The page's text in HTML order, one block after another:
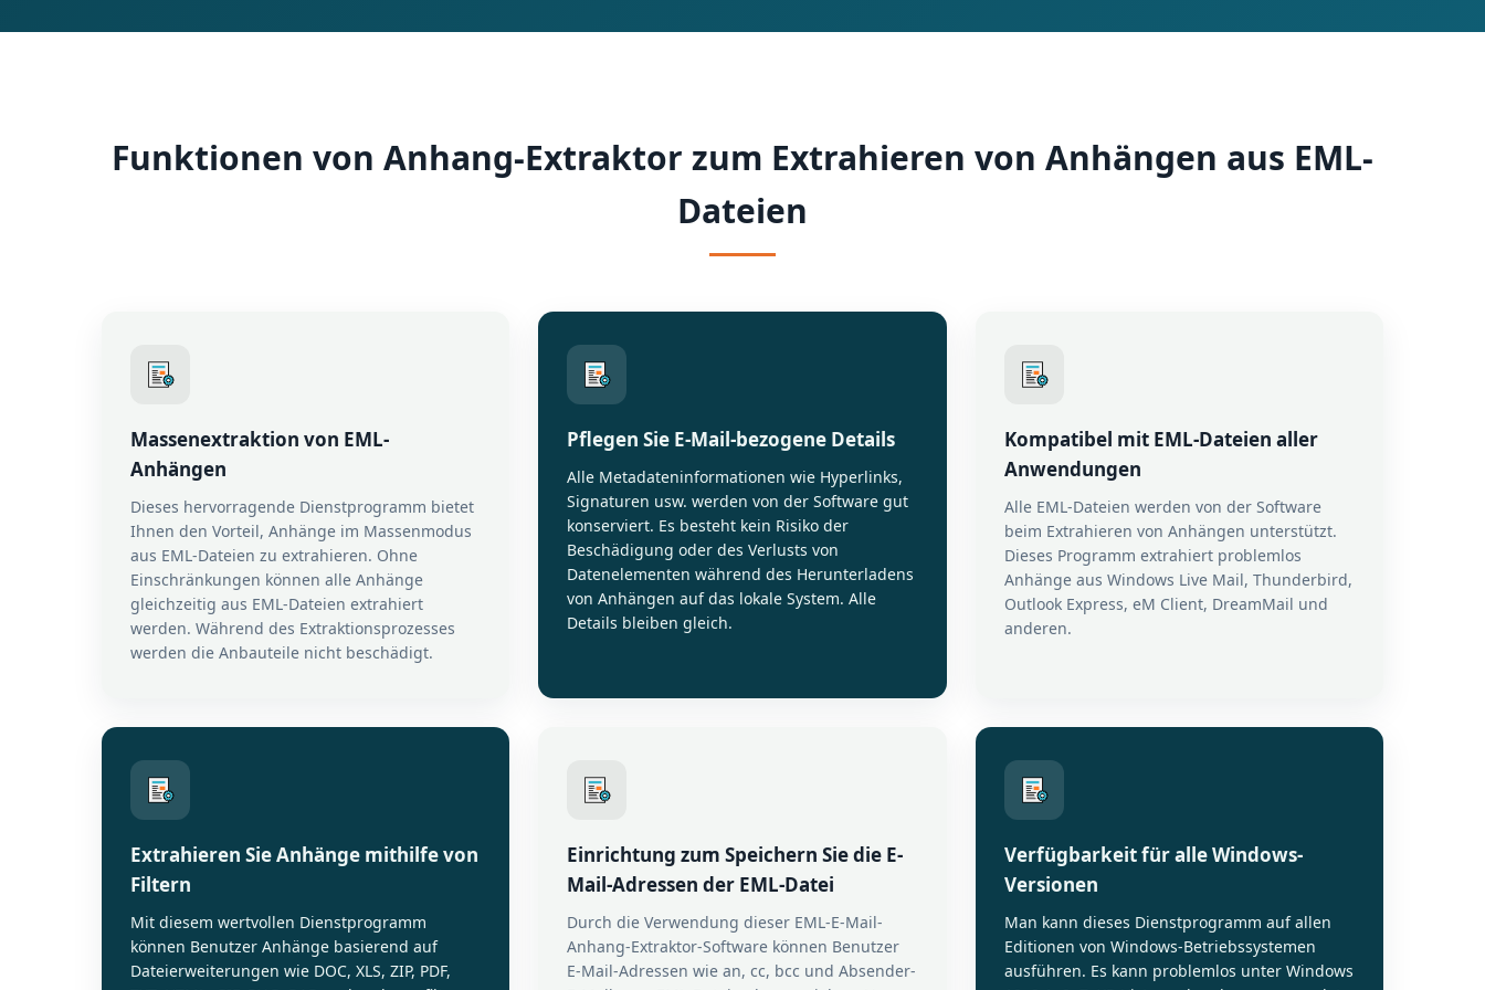
Funktionen von Anhang-Extraktor zum Extrahieren von Anhängen aus EML-
Dateien
Massenextraktion von EML-
Anhängen
Dieses hervorragende Dienstprogramm bietet
Ihnen den Vorteil, Anhänge im Massenmodus
aus EML-Dateien zu extrahieren. Ohne
Einschränkungen können alle Anhänge
gleichzeitig aus EML-Dateien extrahiert
werden. Während des Extraktionsprozesses
werden die Anbauteile nicht beschädigt.
Pflegen Sie E-Mail-bezogene Details
Alle Metadateninformationen wie Hyperlinks,
Signaturen usw. werden von der Software gut
konserviert. Es besteht kein Risiko der
Beschädigung oder des Verlusts von
Datenelementen während des Herunterladens
von Anhängen auf das lokale System. Alle
Details bleiben gleich.
Kompatibel mit EML-Dateien aller
Anwendungen
Alle EML-Dateien werden von der Software
beim Extrahieren von Anhängen unterstützt.
Dieses Programm extrahiert problemlos
Anhänge aus Windows Live Mail, Thunderbird,
Outlook Express, eM Client, DreamMail und
anderen.
Extrahieren Sie Anhänge mithilfe von
Filtern
Mit diesem wertvollen Dienstprogramm
können Benutzer Anhänge basierend auf
Dateierweiterungen wie DOC, XLS, ZIP, PDF,
Einrichtung zum Speichern Sie die E-
Mail-Adressen der EML-Datei
Durch die Verwendung dieser EML-E-Mail-
Anhang-Extraktor-Software können Benutzer
E-Mail-Adressen wie an, cc, bcc und Absender-
Verfügbarkeit für alle Windows-
Versionen
Man kann dieses Dienstprogramm auf allen
Editionen von Windows-Betriebssystemen
ausführen. Es kann problemlos unter Windows